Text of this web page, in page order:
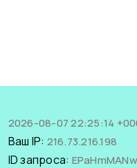
2026-08-07 22:25:14
Ваш IP: 216.73.216.198
ID запроса: